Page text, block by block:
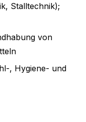
Stalltechnik);
von
, Hygiene- und